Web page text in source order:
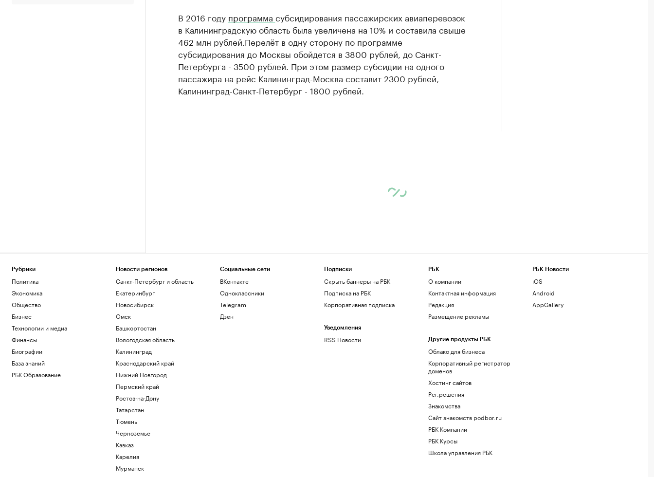
В 2016 году программа субсидирования пассажирских авиаперевозок
в Калининградскую область была увеличена на 10% и составила свыше
462 млн рублей.Перелёт в одну сторону по программе
субсидирования до Москвы обойдется в 3800 рублей, до Санкт-
Петербурга - 3500 рублей. При этом размер субсидии на одного
пассажира на рейс Калининград-Москва составит 2300 рублей,
Калининград-Санкт-Петербург - 1800 рублей.
Рубрики
Политика
Экономика
Общество
Бизнес
Технологии и медиа
Финансы
Биографии
База знаний
РБК Образование
Новости регионов
Санкт-Петербург и область
Екатеринбург
Новосибирск
Омск
Башкортостан
Вологодская область
Калининград
Краснодарский край
Нижний Новгород
Пермский край
Ростов-на-Дону
Татарстан
Тюмень
Черноземье
Кавказ
Карелия
Мурманск
Социальные сети
ВКонтакте
Одноклассники
Telegram
Дзен
Подписки
Скрыть баннеры на РБК
Подписка на РБК
Корпоративная подписка
Уведомления
RSS Новости
РБК
О компании
Контактная информация
Редакция
Размещение рекламы
Другие продукты РБК
Облако для бизнеса
Корпоративный регистратор
доменов
Хостинг сайтов
Рег.решения
Знакомства
Сайт знакомств podbor.ru
РБК Компании
РБК Курсы
Школа управления РБК
РБК Новости
iOS
Android
AppGallery